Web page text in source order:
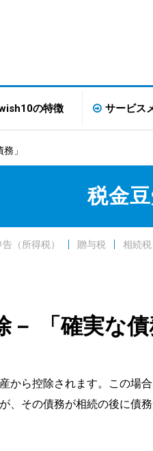
の特徴 サービス
」
税金
（所得税） 贈与税 相続税
「確実な債
から控除されます。この場
、その債務が相続の後に債